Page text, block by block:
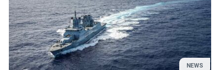
NEWS